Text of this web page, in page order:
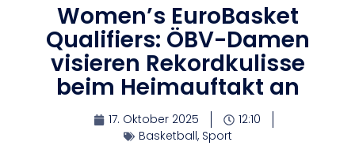
Women’s EuroBasket
Qualifiers: ÖBV-Damen
visieren Rekordkulisse
beim Heimauftakt an
17. Oktober 2025
12:10
Basketball, Sport